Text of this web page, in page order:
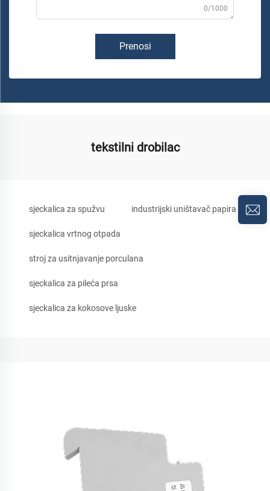
0/1000
Prenosi
tekstilni drobilac
sjeckalica za spužvu industrijski uništavač papira
sjeckalica vrtnog otpada
stroj za usitnjavanje porculana
sjeckalica za pileća prsa
sjeckalica za kokosove ljuske